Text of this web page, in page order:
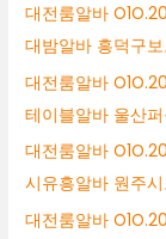
대전룸알바
대밤알바 흥덕구
대전룸알바
테이블알바 울산
대전룸알바
시유흥알바 원주
대전룸알바